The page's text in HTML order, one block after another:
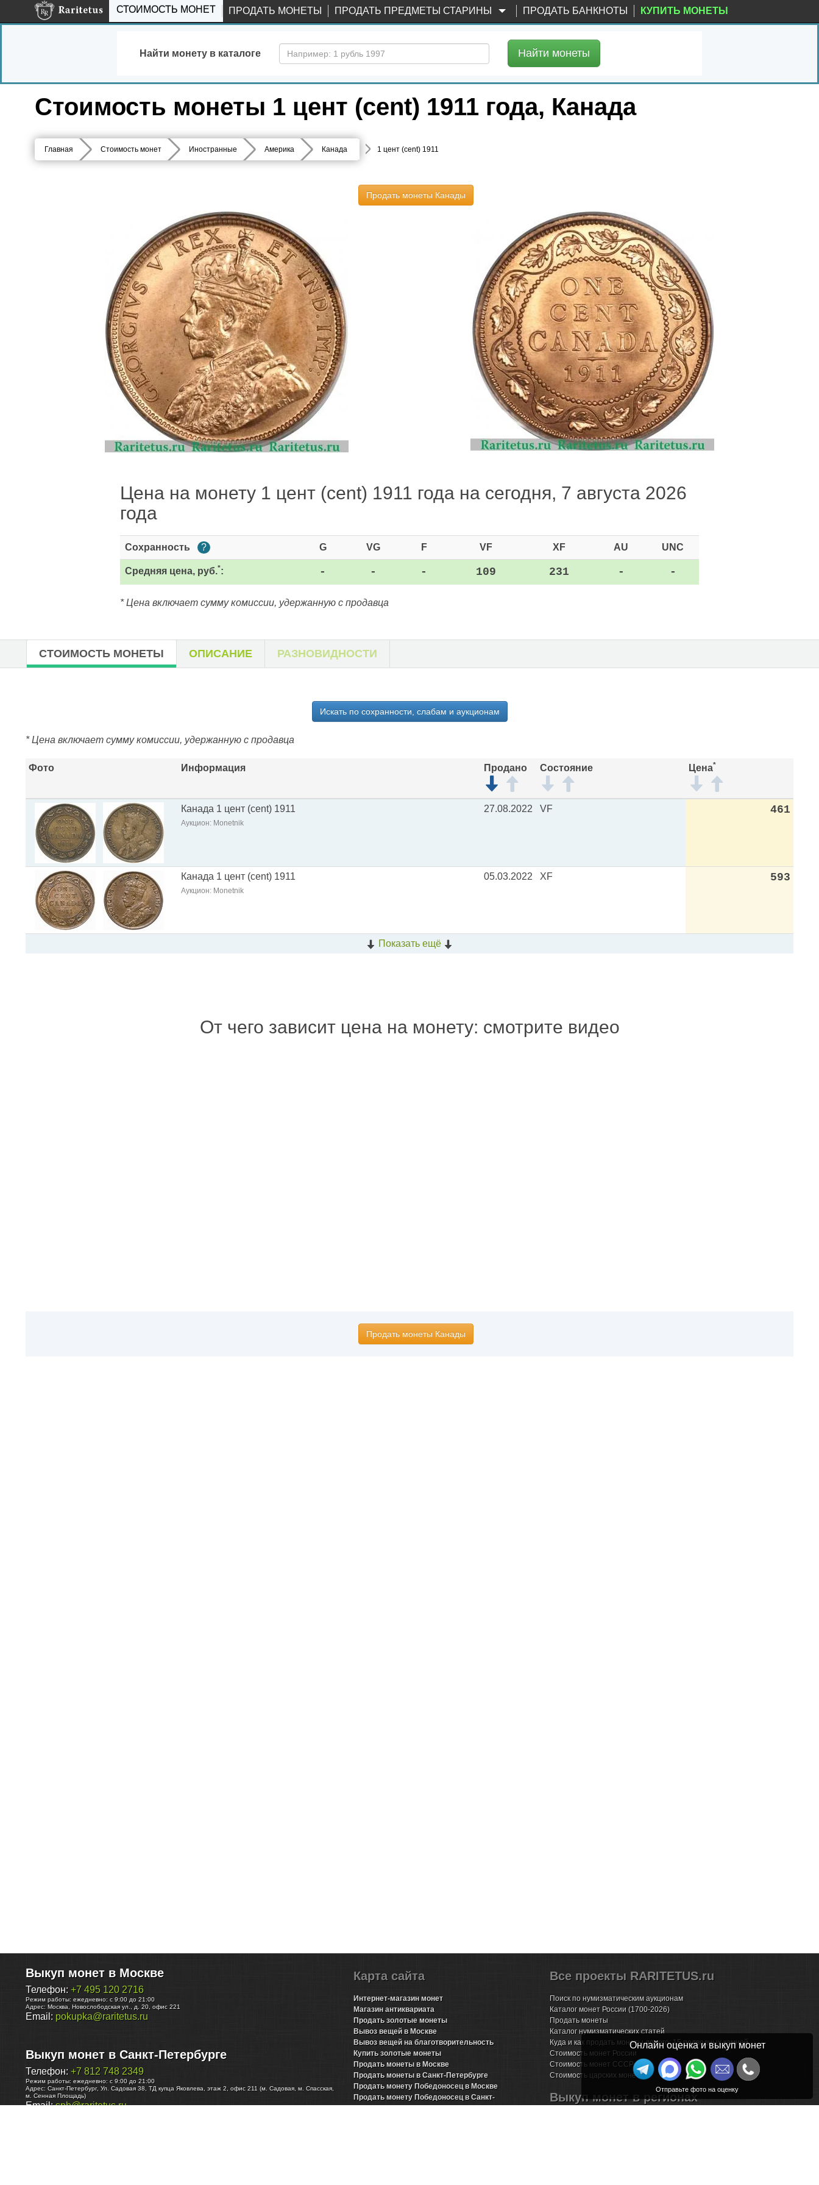
СТОИМОСТЬ МОНЕТ ПРОДАТЬ МОНЕТЫ ПРОДАТЬ ПРЕДМЕТЫ СТАРИНЫ ПРОДАТЬ БАНКНОТЫ КУПИТЬ МОНЕТЫ
Найти монету в каталоге Найти монеты
Стоимость монеты 1 цент (cent) 1911 года, Канада
Главная Стоимость монет Иностранные Америка Канада 1 цент (cent) 1911
Продать монеты Канады
Цена на монету 1 цент (cent) 1911 года на сегодня, 7 августа 2026
года
Сохранность ? G VG F VF XF AU UNC
Средняя цена, руб.*: - - - 109 231 - -
* Цена включает сумму комиссии, удержанную с продавца
СТОИМОСТЬ МОНЕТЫ ОПИСАНИЕ РАЗНОВИДНОСТИ
Искать по сохранности, слабам и аукционам
* Цена включает сумму комиссии, удержанную с продавца
Фото Информация Продано Состояние Цена*
Канада 1 цент (cent) 1911
Аукцион: Monetnik
27.08.2022 VF 461
Канада 1 цент (cent) 1911
Аукцион: Monetnik
05.03.2022 XF 593
Показать ещё
От чего зависит цена на монету: смотрите видео
Продать монеты Канады
Выкуп монет в Москве
Телефон: +7 495 120 2716
Режим работы: ежедневно: с 9:00 до 21:00
Адрес: Москва Новослободская ул., д. 20, офис 221
Email: pokupka@raritetus.ru
Выкуп монет в Санкт-Петербурге
Телефон: +7 812 748 2349
Режим работы: ежедневно: с 9:00 до 21:00
Адрес: Санкт-Петербург, Ул. Садовая 38, ТД купца Яковлева, этаж 2, офис 211 (м. Садовая, м. Спасская,
м. Сенная Площадь)
Email:spb@raritetus.ru
Карта сайта
Интернет-магазин монет
Магазин антиквариата
Продать золотые монеты
Вывоз вещей в Москве
Вывоз вещей на благотворительность
Купить золотые монеты
Продать монеты в Москве
Продать монеты в Санкт-Петербурге
Продать монету Победоносец в Москве
Продать монету Победоносец в Санкт-
Все проекты RARITETUS.ru
Поиск по нумизматическим аукционам
Каталог монет России (1700-2026)
Продать монеты
Каталог нумизматических статей
Куда и как продать монеты дорого: 15 подводных камней
Стоимость монет России
Стоимость монет СССР
Стоимость царских монет
Выкуп монет в регионах
Онлайн оценка и выкуп монет